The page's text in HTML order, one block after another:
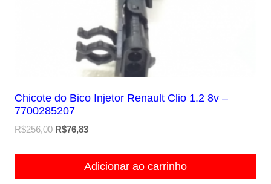
Chicote do Bico Injetor Renault Clio 1.2 8v –
7700285207
R$256,00 O
R$76,83O
é:
Adicionar ao carrinho